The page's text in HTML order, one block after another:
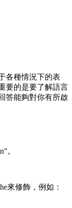
各種情況下的表
要的是要了解語言
答能夠對你有所啟
。
來修飾，例如：